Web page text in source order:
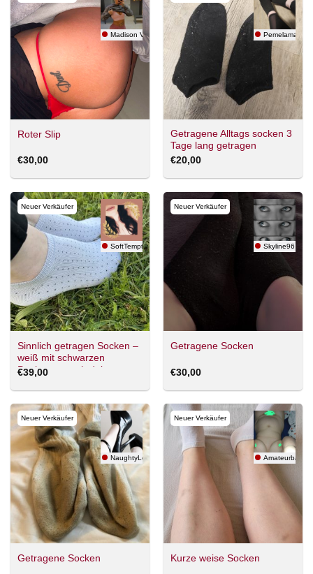
Madison Velvet
Roter Slip
€30,00
Pemelamausi
Getragene Alltags socken 3
Tage lang getragen
€20,00
Neuer Verkäufer
SoftTemptation69
Sinnlich getragen Socken –
weiß mit schwarzen
Punkten – nach deinen
€39,00
Neuer Verkäufer
Skyline96
Getragene Socken
€30,00
Neuer Verkäufer
NaughtyLena
Getragene Socken
Neuer Verkäufer
Kurze weise Socken